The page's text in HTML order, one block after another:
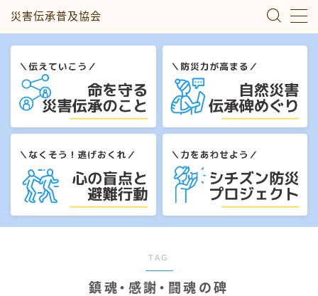
災害伝承普及協会
MENU
災害伝承のこと
自然災害伝承碑めぐり
心の盲点と避難行動
シチズン防災プロジェクト
TAG
鎮魂・感謝・闘魂の碑